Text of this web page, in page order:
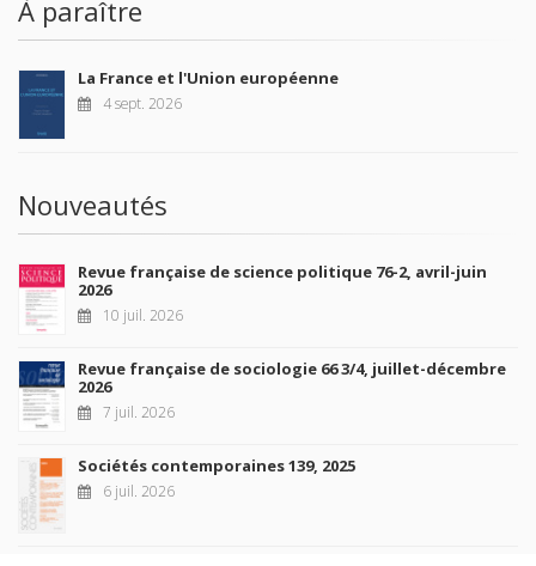
À paraître
La France et l'Union européenne
4 sept. 2026
Nouveautés
Revue française de science politique 76-2, avril-juin
2026
10 juil. 2026
Revue française de sociologie 66 3/4, juillet-décembre
2026
7 juil. 2026
Sociétés contemporaines 139, 2025
6 juil. 2026